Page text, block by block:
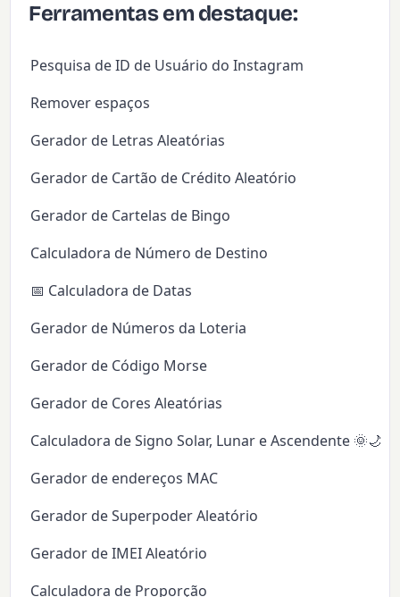
Ferramentas em destaque:
Pesquisa de ID de Usuário do Instagram
Remover espaços
Gerador de Letras Aleatórias
Gerador de Cartão de Crédito Aleatório
Gerador de Cartelas de Bingo
Calculadora de Número de Destino
📅 Calculadora de Datas
Gerador de Números da Loteria
Gerador de Código Morse
Gerador de Cores Aleatórias
Calculadora de Signo Solar, Lunar e Ascendente 🌞🌙✨
Gerador de endereços MAC
Gerador de Superpoder Aleatório
Gerador de IMEI Aleatório
Calculadora de Proporção